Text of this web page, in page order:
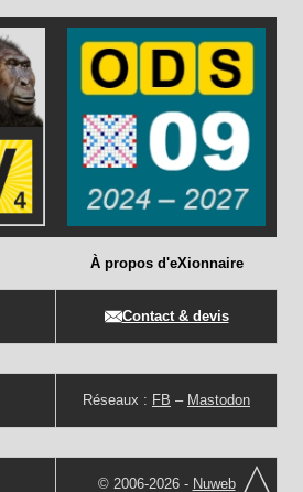
À propos d'eXionnaire
Contact & devis
Réseaux : FB – Mastodon
© 2006-2026 - Nuweb